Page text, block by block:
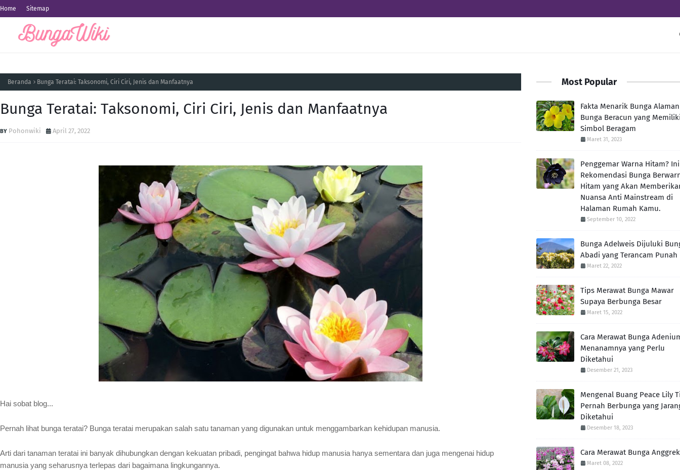
Home Sitemap
Beranda Bunga Teratai: Taksonomi, Ciri Ciri, Jenis dan Manfaatnya
Bunga Teratai: Taksonomi, Ciri Ciri, Jenis dan Manfaatnya
Pohonwiki April 27, 2022
Hai sobat blog...
Pernah lihat bunga teratai? Bunga teratai merupakan salah satu tanaman yang digunakan untuk menggambarkan kehidupan manusia.
Arti dari tanaman teratai ini banyak dihubungkan dengan kekuatan pribadi, pengingat bahwa hidup manusia hanya sementara dan juga mengenai hidup
manusia yang seharusnya terlepas dari bagaimana lingkungannya.
Most Popular
Fakta Menarik Bunga
Bunga Beracun yang
Simbol Beragam
Maret 31, 2023
Penggemar Warna Hitam?
Rekomendasi Bunga
Hitam yang Akan
Nuansa Anti Mainstream di
Halaman Rumah Kamu.
September 10, 2022
Bunga Adelweis Dijuluki
Abadi yang Terancam Punah
Maret 22, 2022
Tips Merawat Bunga Mawar
Supaya Berbunga Besar
Maret 15, 2022
Cara Merawat Bunga
Menanamnya yang Perlu
Diketahui
Desember 21, 2023
Mengenal Buang Peace Lily
Pernah Berbunga yang
Diketahui
Desember 18, 2023
Cara Merawat Bunga Anggrek
Maret 08, 2022